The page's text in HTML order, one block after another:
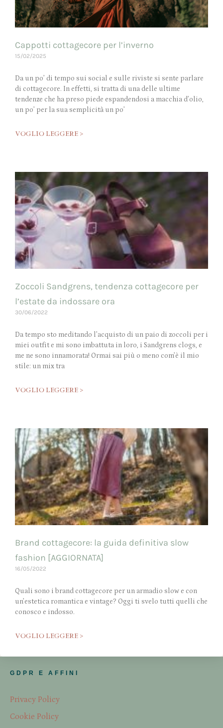
Cappotti cottagecore per l’inverno
15/02/2025
Da un po’ di tempo sui social e sulle riviste si sente parlare
di cottagecore. In effetti, si tratta di una delle ultime
tendenze che ha preso piede espandendosi a macchia d’olio,
un po’ per la sua semplicità un po’
VOGLIO LEGGERE >
Zoccoli Sandgrens, tendenza cottagecore per
l’estate da indossare ora
30/06/2022
Da tempo sto meditando l’acquisto di un paio di zoccoli per i
miei outfit e mi sono imbattuta in loro, i Sandgrens clogs, e
me ne sono innamorata! Ormai sai più o meno com’è il mio
stile: un mix tra
VOGLIO LEGGERE >
Brand cottagecore: la guida definitiva slow
fashion [AGGIORNATA]
16/05/2022
Quali sono i brand cottagecore per un armadio slow e con
un’estetica romantica e vintage? Oggi ti svelo tutti quelli che
conosco e indosso.
VOGLIO LEGGERE >
GDPR E AFFINI
Privacy Policy
Cookie Policy